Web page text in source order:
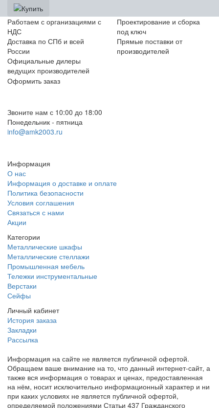
Работаем с организациями с
НДС
Проектирование и сборка
под ключ
Доставка по СПб и всей
России
Прямые поставки от
производителей
Официальные дилеры
ведущих производителей
Оформить заказ
Звоните нам с 10:00 до 18:00
Понедельник - пятница
info@amk2003.ru
Информация
О нас
Информация о доставке и оплате
Политика безопасности
Условия соглашения
Связаться с нами
Акции
Категории
Металлические шкафы
Металлические стеллажи
Промышленная мебель
Тележки инструментальные
Верстаки
Сейфы
Личный кабинет
История заказа
Закладки
Рассылка
Информация на сайте не является публичной офертой.
Обращаем ваше внимание на то, что данный интернет-сайт, а
также вся информация о товарах и ценах, предоставленная
на нём, носит исключительно информационный характер и ни
при каких условиях не является публичной офертой,
определяемой положениями Статьи 437 Гражданского